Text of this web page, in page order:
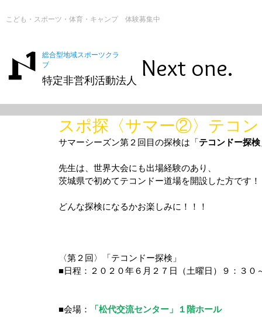
こども・スポーツ・体育・キャンプ 体験募集中
総合型地域スポーツクラ
ブ
特定非営利活動法人 Next one.
スポ探〈サマー②〉テコン
サマーシーズン第２回目の探検は「テコンドー探検
先生は、世界大会にも出場経験のあり、
茨城県で初めてテコンドー道場を開設した方です
どんな探検になるかお楽しみに！！！
〈第２回〉「テコンドー探検」
■日程：２０２０年６月２７日（土曜日）９：３０
■会場： 「松代交流センター」１階ホール